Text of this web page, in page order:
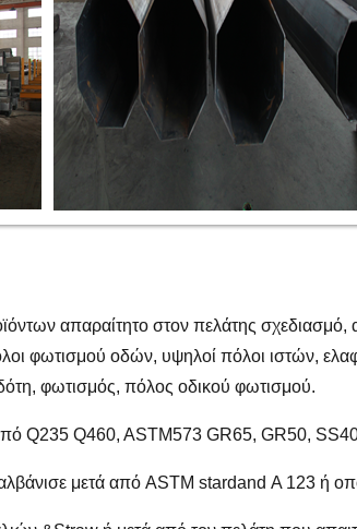
απαραίτητο στον πελάτης σχεδιασμό,
φωτισμού οδών, υψηλοί πόλοι ιστών,
φωτισμός, πόλος οδικού φωτισμού.
Q235 Q460, ASTM573 GR65, GR50,
μετά από ASTM stardand Α 123 ή